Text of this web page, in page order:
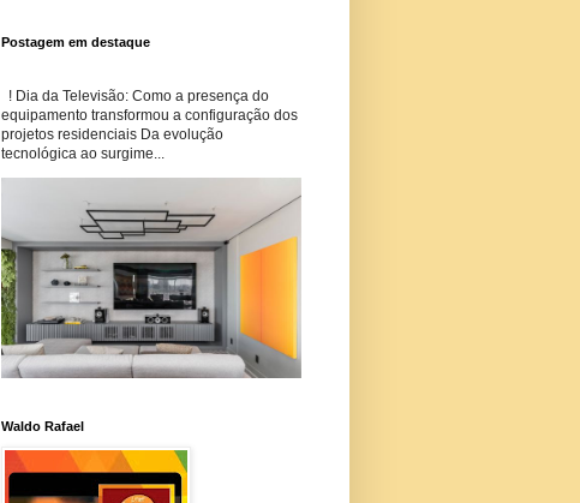
Postagem em destaque
! Dia da Televisão: Como a presença do
equipamento transformou a configuração dos
projetos residenciais Da evolução
tecnológica ao surgime...
Waldo Rafael